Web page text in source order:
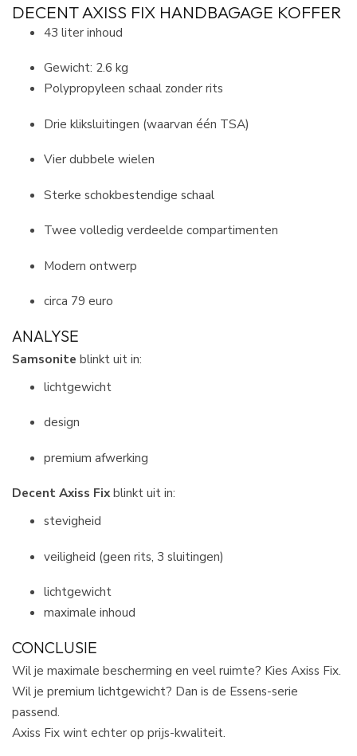
DECENT AXISS FIX HANDBAGAGE KOFFER
43 liter inhoud
Gewicht: 2.6 kg
Polypropyleen schaal zonder rits
Drie kliksluitingen (waarvan één TSA)
Vier dubbele wielen
Sterke schokbestendige schaal
Twee volledig verdeelde compartimenten
Modern ontwerp
circa 79 euro
ANALYSE
Samsonite blinkt uit in:
lichtgewicht
design
premium afwerking
Decent Axiss Fixblinkt uit in:
stevigheid
veiligheid (geen rits, 3 sluitingen)
lichtgewicht
maximale inhoud
CONCLUSIE
Wil je maximale bescherming en veel ruimte? Kies Axiss Fix.
Wil je premium lichtgewicht? Dan is de Essens-serie
passend.
Axiss Fix wint echter op prijs-kwaliteit.